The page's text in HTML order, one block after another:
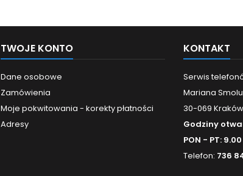
TWOJE KONTO
Dane osobowe
Zamówienia
Moje pokwitowania - korekty płatności
Adresy
KONTAKT
Serwis
Mariana
30-069 Kraków
Godziny
PON - PT:
Telefon: 736